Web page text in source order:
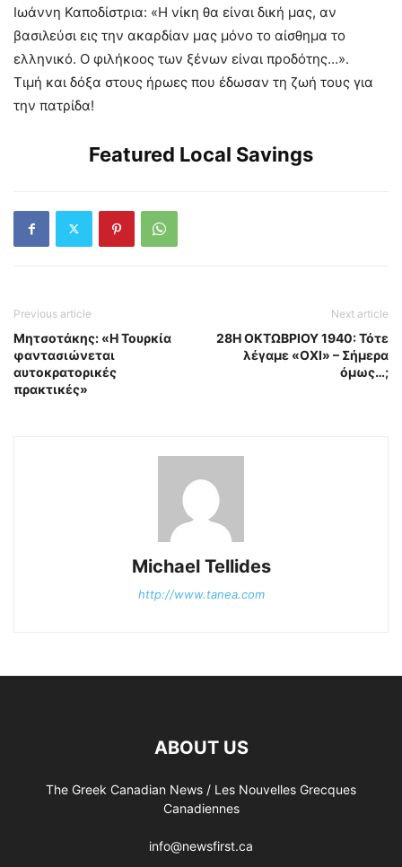
Ιωάννη Καποδίστρια: «Η νίκη θα είναι δική μας, αν
βασιλεύσι εις την ακαρδίαν μας μόνο το αίσθημα το
ελληνικό. Ο φιλήκοος των ξένων είναι προδότης…».
Τιμή και δόξα στους ήρωες που έδωσαν τη ζωή τους για
την πατρίδα!
Featured Local Savings
Previous article
Μητσοτάκης: «Η Τουρκία
φαντασιώνεται
αυτοκρατορικές
πρακτικές»
Next article
28Η ΟΚΤΩΒΡΙΟΥ 1940: Τότε
λέγαμε «ΟΧΙ» – Σήμερα
όμως…;
Michael Tellides
http://www.tanea.com
ABOUT US
The Greek Canadian News / Les Nouvelles Grecques
Canadiennes
info@newsfirst.ca